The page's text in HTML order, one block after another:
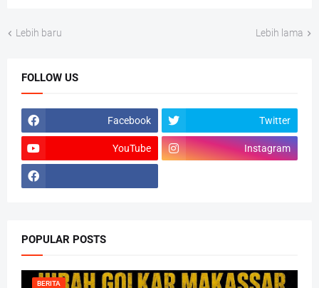
Lebih baru Lebih lama
FOLLOW US
Facebook Twitter
YouTube Instagram
POPULAR POSTS
BERITA